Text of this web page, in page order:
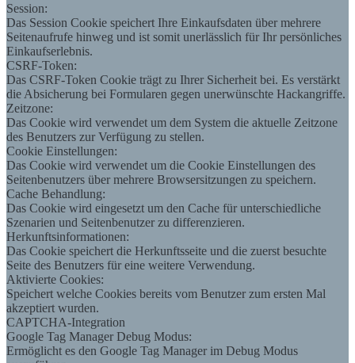
Session:
Das Session Cookie speichert Ihre Einkaufsdaten über mehrere
Seitenaufrufe hinweg und ist somit unerlässlich für Ihr persönliches
Einkaufserlebnis.
CSRF-Token:
Das CSRF-Token Cookie trägt zu Ihrer Sicherheit bei. Es verstärkt
die Absicherung bei Formularen gegen unerwünschte Hackangriffe.
Zeitzone:
Das Cookie wird verwendet um dem System die aktuelle Zeitzone
des Benutzers zur Verfügung zu stellen.
Cookie Einstellungen:
Das Cookie wird verwendet um die Cookie Einstellungen des
Seitenbenutzers über mehrere Browsersitzungen zu speichern.
Cache Behandlung:
Das Cookie wird eingesetzt um den Cache für unterschiedliche
Szenarien und Seitenbenutzer zu differenzieren.
Herkunftsinformationen:
Das Cookie speichert die Herkunftsseite und die zuerst besuchte
Seite des Benutzers für eine weitere Verwendung.
Aktivierte Cookies:
Speichert welche Cookies bereits vom Benutzer zum ersten Mal
akzeptiert wurden.
CAPTCHA-Integration
Google Tag Manager Debug Modus:
Ermöglicht es den Google Tag Manager im Debug Modus